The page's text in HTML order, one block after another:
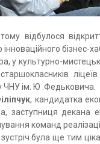
відбулося
інноваційного бізнес-
у культурно-
ЧНУ ім. Ю .Федьковича.
, кандидатка
заступниця декана
команд
зустріч була ще тим